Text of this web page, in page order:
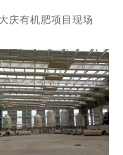
庆有机肥项目现场